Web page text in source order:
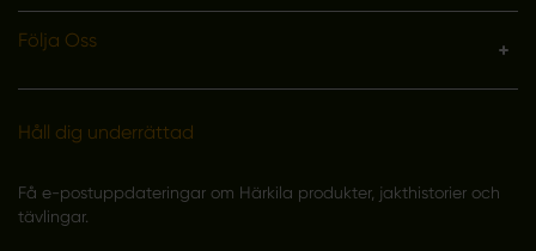
Följa Oss
Håll dig underrättad
Få e-postuppdateringar om Härkila produkter, jakthistorier och
tävlingar.